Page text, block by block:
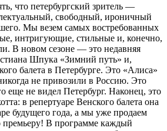
что петербургский зритель —
свободный, ироничный
Мы везем самых востребованных
интригующие, стильные и, конечно,
В новом сезоне — это недавняя
Шпука «Зимний путь» и,
балета в Петербурге. Это «Алиса»
не привозили в Россию. Это
еще не видел Петербург. Наконец, это
в репертуаре Венского балета она
будущего года, а мы уже продаем
премьеру! В программе каждый